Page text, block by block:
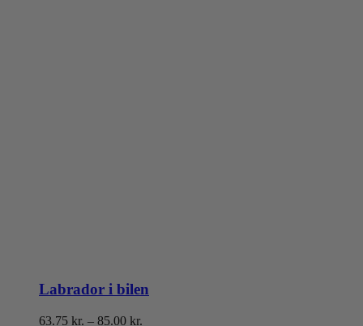
Labrador i bilen
63.75 kr. – 85.00 kr.